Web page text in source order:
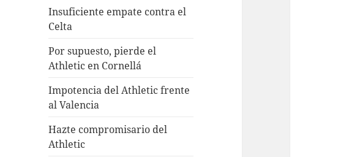
Insuficiente empate contra el
Celta
Por supuesto, pierde el
Athletic en Cornellá
Impotencia del Athletic frente
al Valencia
Hazte compromisario del
Athletic